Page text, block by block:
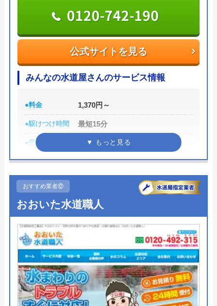
水の生活トラブル救急車の基本情報
運営会社 株式会社オーケー管理
代表者 棚原健太郎
創業・設立 37803
所在地
〒107-8545
対応エリア
公式サイトを見る
0120-742-190
みんなの水道屋さんのサービス情報
●料金 1,370円～
●駆けつけ時間 最短15分
●受付時間 24時間
●定休日 年中無休
●累計実績
数多くの病院メンテナンスに関わ
みんなの水道屋さんがおすすめの理由
みんなの水道屋さんは、基本料金1,370円から水道修
理を行っている水道局指定業者です。年中無休で受
け付けしており、最短15分で駆けつけてくれます。
病院メンテナンスにも携わっており、専門知識や技
おすすめ業者⑫
おおいた水道職人